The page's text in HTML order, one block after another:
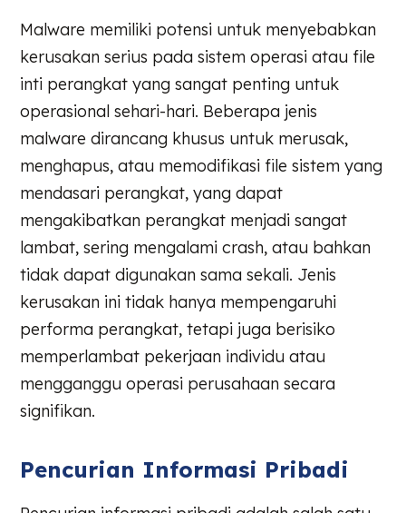
Malware memiliki potensi untuk menyebabkan
kerusakan serius pada sistem operasi atau file
inti perangkat yang sangat penting untuk
operasional sehari-hari. Beberapa jenis
malware dirancang khusus untuk merusak,
menghapus, atau memodifikasi file sistem yang
mendasari perangkat, yang dapat
mengakibatkan perangkat menjadi sangat
lambat, sering mengalami crash, atau bahkan
tidak dapat digunakan sama sekali. Jenis
kerusakan ini tidak hanya mempengaruhi
performa perangkat, tetapi juga berisiko
memperlambat pekerjaan individu atau
mengganggu operasi perusahaan secara
signifikan.
Pencurian Informasi Pribadi